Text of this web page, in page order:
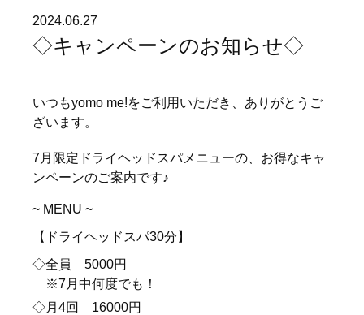
2024.06.27
◇キャンペーンのお知らせ◇
いつもyomo me!をご利用いただき、ありがとうご
ざいます。
7月限定ドライヘッドスパメニューの、お得なキャ
ンペーンのご案内です♪
~ MENU ~
【ドライヘッドスパ30分】
◇全員 5000円
※7月中何度でも！
◇月4回 16000円